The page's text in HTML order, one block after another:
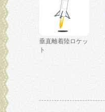
垂直離着陸ロケッ
ト